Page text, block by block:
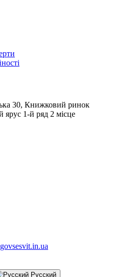
30, Книжковий ринок
ярус 1-й ряд 2 місце
Русский